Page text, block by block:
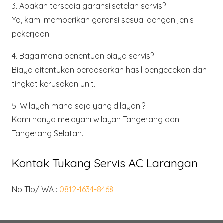
3. Apakah tersedia garansi setelah servis?
Ya, kami memberikan garansi sesuai dengan jenis
pekerjaan.
4. Bagaimana penentuan biaya servis?
Biaya ditentukan berdasarkan hasil pengecekan dan
tingkat kerusakan unit.
5. Wilayah mana saja yang dilayani?
Kami hanya melayani wilayah Tangerang dan
Tangerang Selatan.
Kontak Tukang Servis AC Larangan
No Tlp/ WA : 0812-1634-8468